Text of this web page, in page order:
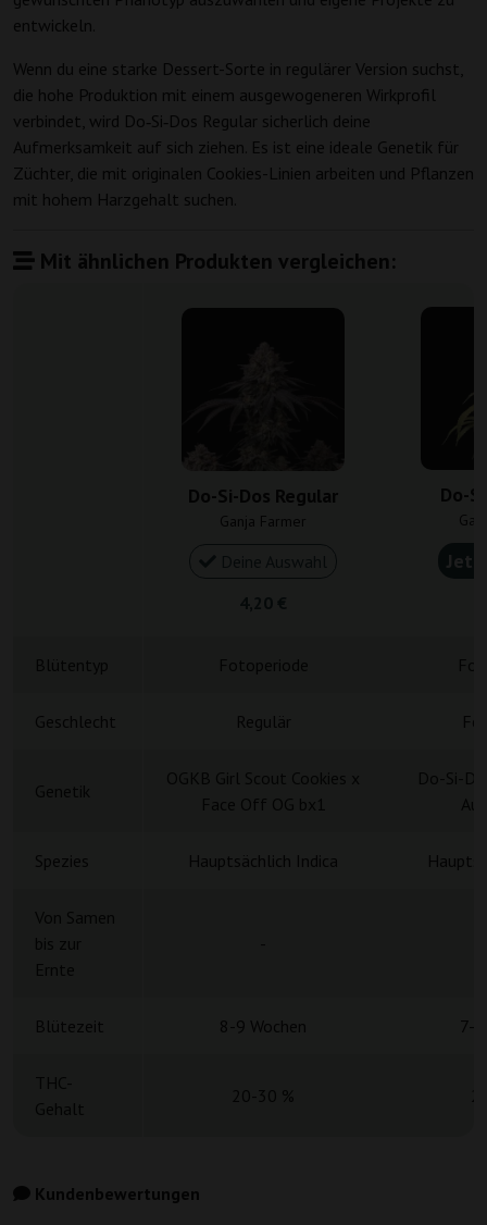
entwickeln.
Wenn du eine starke Dessert-Sorte in regulärer Version suchst,
die hohe Produktion mit einem ausgewogeneren Wirkprofil
verbindet, wird Do‑Si‑Dos Regular sicherlich deine
Aufmerksamkeit auf sich ziehen. Es ist eine ideale Genetik für
Züchter, die mit originalen Cookies-Linien arbeiten und Pflanzen
mit hohem Harzgehalt suchen.
Mit ähnlichen Produkten vergleichen:
Do-Si-Dos Regular
Ganja Farmer
Do-
Geschlecht Regulär
Spezies Hauptsächlich Indica
Blütezeit 8-9 Wochen 7-
Kundenbewertungen